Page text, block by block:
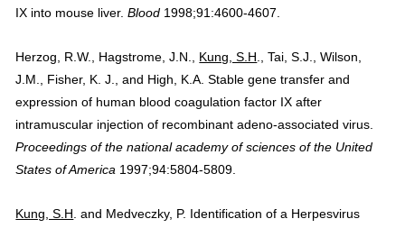
IX into mouse liver.Blood 1998;91:4600-4607.
Herzog, R.W., Hagstrome, J.N., Kung, S.H
., Tai, S.J., Wilson,
J.M., Fisher, K. J., and High, K.A. Stable gene transfer and
expression of human blood coagulation factor IX after
intramuscular injection of recombinant adeno-associated virus.
Proceedings of the national academy of sciences of the United
States of America 1997;94:5804-5809.
Kung, S.H . and Medveczky, P. Identification of a Herpesvirus